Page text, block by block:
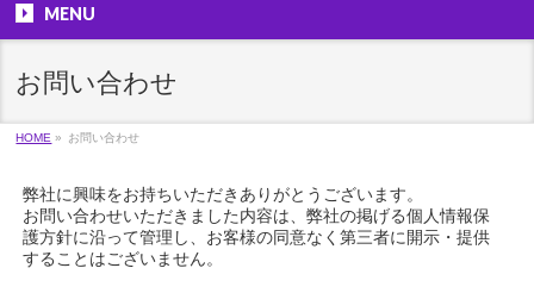
MENU
お問い合わせ
HOME » お問い合わせ
弊社に興味をお持ちいただきありがとうございます。
お問い合わせいただきました内容は、弊社の掲げる個人情報保
護方針に沿って管理し、お客様の同意なく第三者に開示・提供
することはございません。